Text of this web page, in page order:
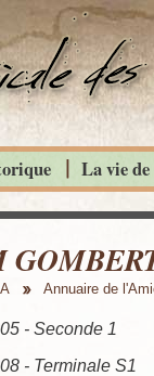
Annuaire de
- Seconde 1
- Terminale S1
La vie